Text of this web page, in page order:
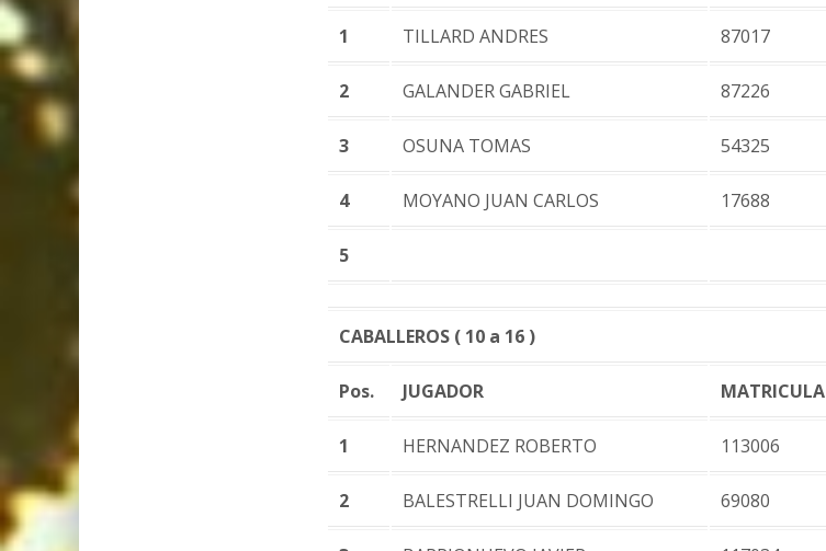
1 TILLARD ANDRES 87017
2 GALANDER GABRIEL 87226
3 OSUNA TOMAS 54325
4 MOYANO JUAN CARLOS 17688
5
CABALLEROS ( 10 a 16 )
Pos. JUGADOR MATRICULA
1 HERNANDEZ ROBERTO 113006
2 BALESTRELLI JUAN DOMINGO 69080